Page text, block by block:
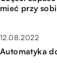
mieć przy
12.08.2022
Automatyka